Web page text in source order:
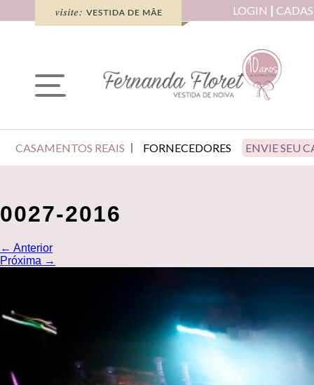
LOGIN
CASAMENTOS REAIS FORNECEDORES ENVIE SEU
0027-2016
← Anterior
Próxima →